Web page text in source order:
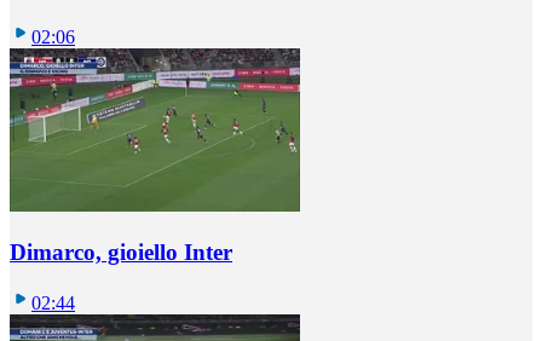
02:06
Dimarco, gioiello Inter
02:44